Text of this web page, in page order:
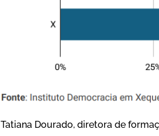
Tatiana Dourado, diretora de